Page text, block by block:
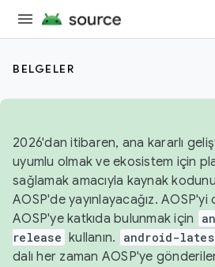
BELGELER
2026'dan itibaren, ana kararlı
uyumlu olmak ve ekosistem için
sağlamak amacıyla kaynak
AOSP'de yayınlayacağız.
AOSP'ye katkıda bulunmak için
release kullanın. android-
dalı her zaman AOSP'ye